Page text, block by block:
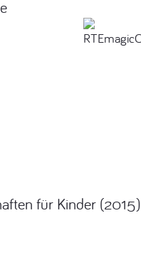
für Kinder (2015)